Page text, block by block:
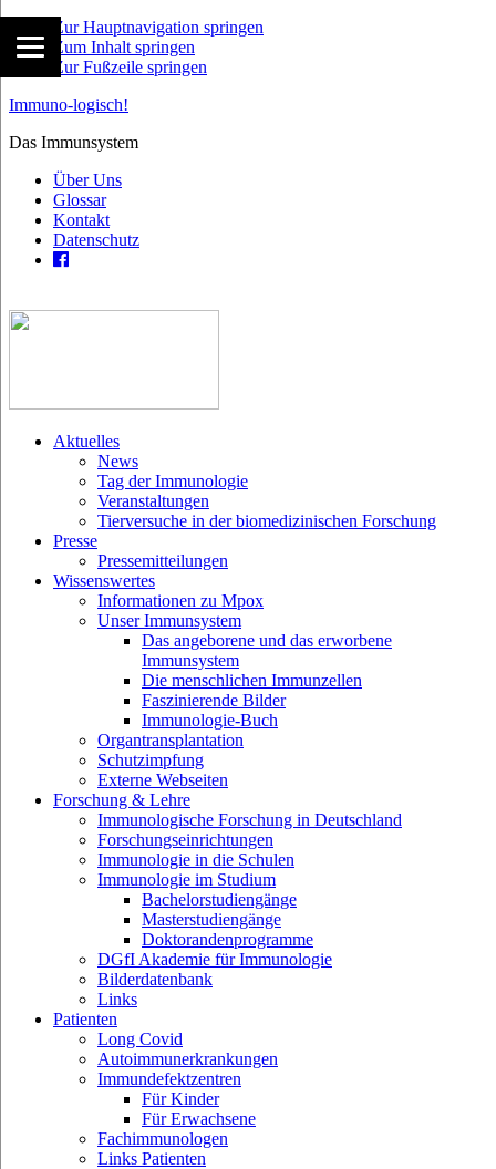
Zur Hauptnavigation springen
Zum Inhalt springen
Zur Fußzeile springen
Immuno-logisch!
Das Immunsystem
Über Uns
Glossar
Kontakt
Datenschutz
Aktuelles
News
Tag der Immunologie
Veranstaltungen
Tierversuche in der biomedizinischen Forschung
Presse
Pressemitteilungen
Wissenswertes
Informationen zu Mpox
Unser Immunsystem
Das angeborene und das erworbene
Immunsystem
Die menschlichen Immunzellen
Faszinierende Bilder
Immunologie-Buch
Organtransplantation
Schutzimpfung
Externe Webseiten
Forschung & Lehre
Immunologische Forschung in Deutschland
Forschungseinrichtungen
Immunologie in die Schulen
Immunologie im Studium
Bachelorstudiengänge
Masterstudiengänge
Doktorandenprogramme
DGfI Akademie für Immunologie
Bilderdatenbank
Links
Patienten
Long Covid
Autoimmunerkrankungen
Immundefektzentren
Für Kinder
Für Erwachsene
Fachimmunologen
Links Patienten